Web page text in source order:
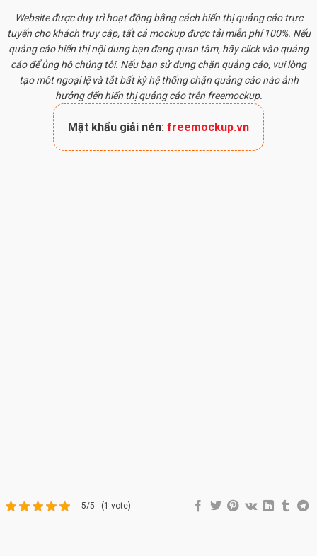
Website được duy trì hoạt động bằng cách hiển thị quảng cáo trực
tuyến cho khách truy cập, tất cả mockupđược tải miễn phí 100%. Nếu
quảng cáo hiển thị nội dung bạn đang quan tâm, hãy click vào quảng
cáo để ủng hộ chúng tôi. Nếu bạn sử dụng chặn quảng cáo, vui lòng
tạo một ngoại lệ và tắt bất kỳ hệ thống chặn quảng cáo nào ảnh
hưởng đến hiển thị quảng cáo trên freemockup.
Mật khẩu giải nén: freemockup.vn
5/5 - (1 vote)